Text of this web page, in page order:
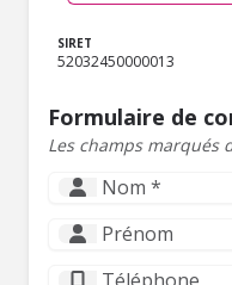
SIRET
52032450000013
Formulaire de
Les champs marqués